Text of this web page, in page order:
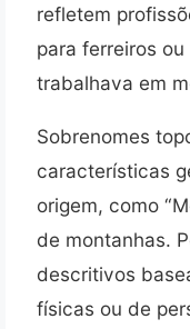
refletem
para ferreiros ou
trabalhava em
Sobrenomes
características
origem, como
de montanhas.
descritivos
físicas ou de